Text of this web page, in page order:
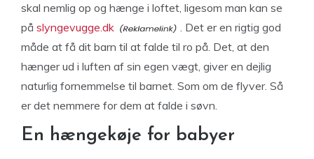
skal nemlig op og hænge i loftet, ligesom man kan se
på slyngevugge.dk
. Det er en rigtig god
måde at få dit barn til at falde til ro på. Det, at den
hænger ud i luften af sin egen vægt, giver en dejlig
naturlig fornemmelse til barnet. Som om de flyver. Så
er det nemmere for dem at falde i søvn.
En hængekøje for babyer